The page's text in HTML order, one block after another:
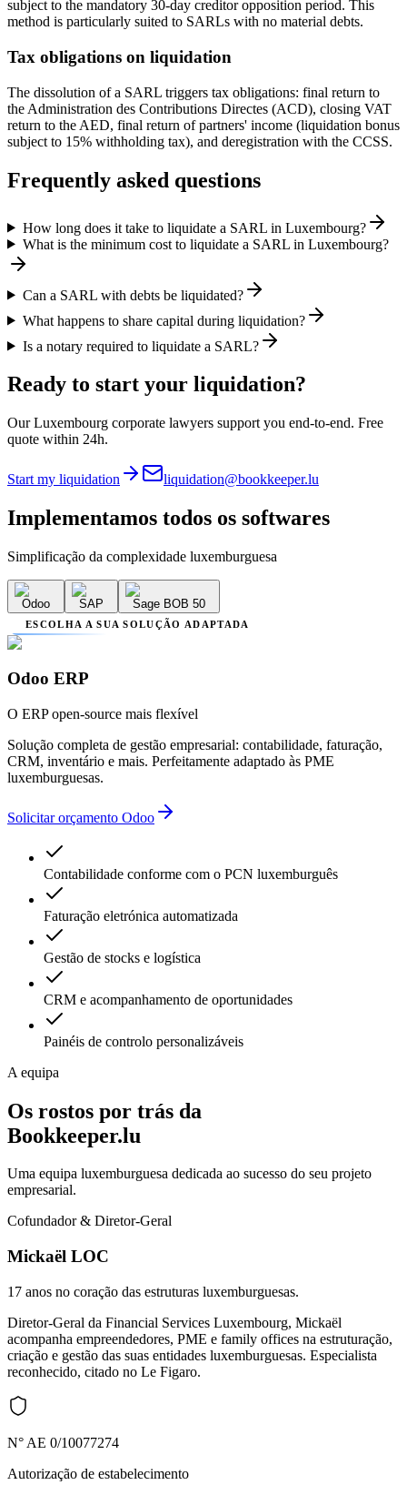
subject to the mandatory 30-day creditor opposition period. This
method is particularly suited to SARLs with no material debts.
Tax obligations on liquidation
The dissolution of a SARL triggers tax obligations: final return to
the Administration des Contributions Directes (ACD), closing VAT
return to the AED, final return of partners' income (liquidation bonus
subject to 15% withholding tax), and deregistration with the CCSS.
Frequently asked questions
How long does it take to liquidate a SARL in Luxembourg?
What is the minimum cost to liquidate a SARL in Luxembourg?
Can a SARL with debts be liquidated?
What happens to share capital during liquidation?
Is a notary required to liquidate a SARL?
Ready to start your liquidation?
Our Luxembourg corporate lawyers support you end-to-end. Free
quote within 24h.
Start my liquidation liquidation@bookkeeper.lu
Implementamos todos os softwares
Simplificação da complexidade luxemburguesa
Odoo SAP Sage BOB 50
ESCOLHA A SUA SOLUÇÃO ADAPTADA
Odoo ERP
O ERP open-source mais flexível
Solução completa de gestão empresarial: contabilidade, faturação,
CRM, inventário e mais. Perfeitamente adaptado às PME
luxemburguesas.
Solicitar orçamento Odoo
Contabilidade conforme com o PCN luxemburguês
Faturação eletrónica automatizada
Gestão de stocks e logística
CRM e acompanhamento de oportunidades
Painéis de controlo personalizáveis
A equipa
Os rostos por trás da
Bookkeeper.lu
Uma equipa luxemburguesa dedicada ao sucesso do seu projeto
empresarial.
Cofundador & Diretor-Geral
Mickaël LOC
17 anos no coração das estruturas luxemburguesas.
Diretor-Geral da Financial Services Luxembourg, Mickaël
acompanha empreendedores, PME e family offices na estruturação,
criação e gestão das suas entidades luxemburguesas. Especialista
reconhecido, citado no Le Figaro.
N° AE 0/10077274
Autorização de estabelecimento